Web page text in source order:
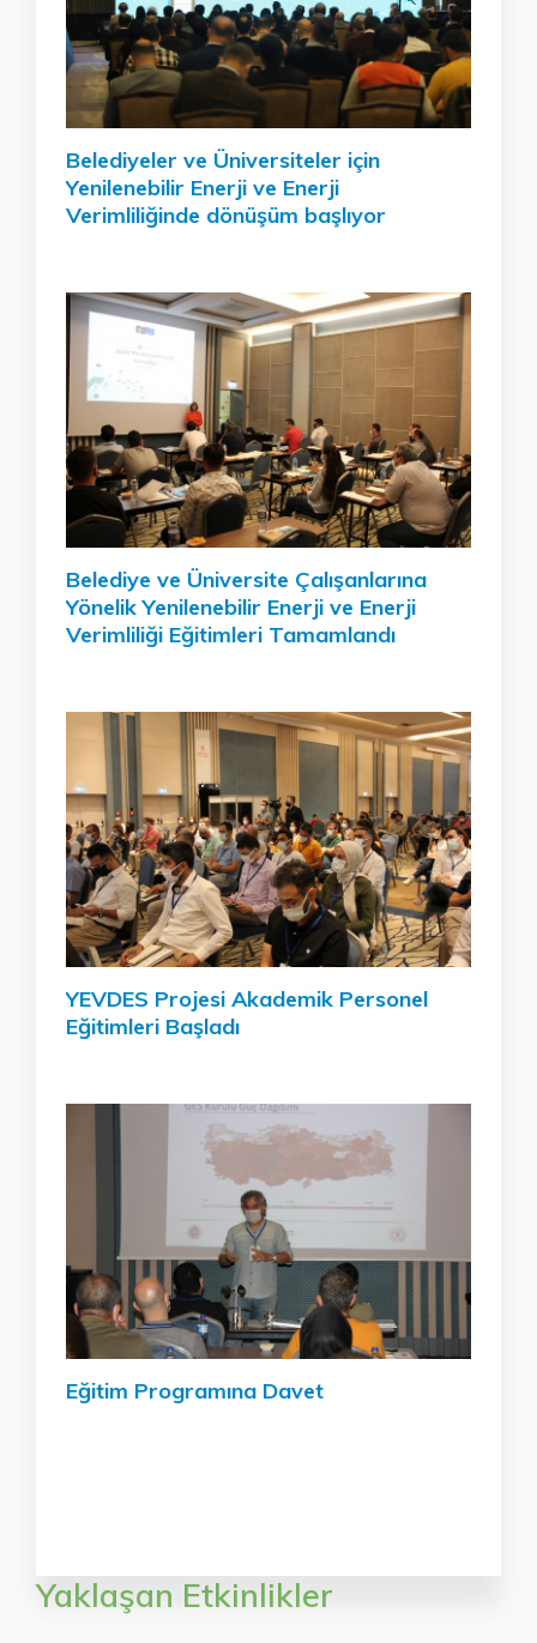
Belediyeler ve Üniversiteler için
Yenilenebilir Enerji ve Enerji
Verimliliğinde dönüşüm başlıyor
Belediye ve Üniversite Çalışanlarına
Yönelik Yenilenebilir Enerji ve Enerji
Verimliliği Eğitimleri Tamamlandı
YEVDES Projesi Akademik Personel
Eğitimleri Başladı
Eğitim Programına Davet
Yaklaşan Etkinlikler